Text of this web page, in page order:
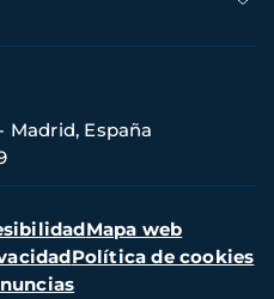
Madrid, España
Mapa web
Política de cookies